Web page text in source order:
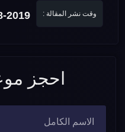
وقت نشر المقالة : 2019
احجز